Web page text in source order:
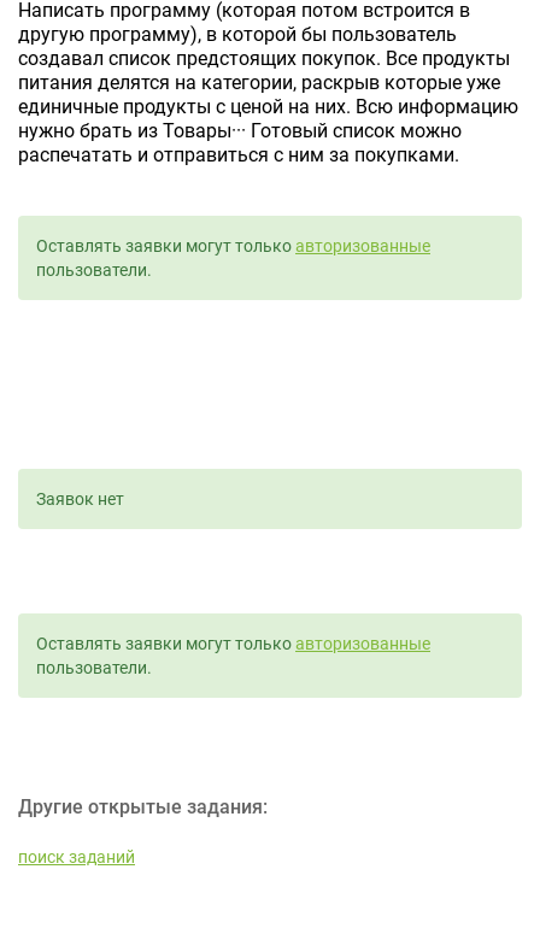
Написать программу (которая потом встроится в
другую программу), в которой бы пользователь
создавал список предстоящих покупок. Все продукты
питания делятся на категории, раскрыв которые уже
единичные продукты с ценой на них. Всю информацию
нужно брать из Товары··· Готовый список можно
распечатать и отправиться с ним за покупками.
Оставлять заявки могут толькоавторизованные
пользователи.
Заявок нет
Оставлять заявки могут толькоавторизованные
пользователи.
Другие открытые задания:
поиск заданий